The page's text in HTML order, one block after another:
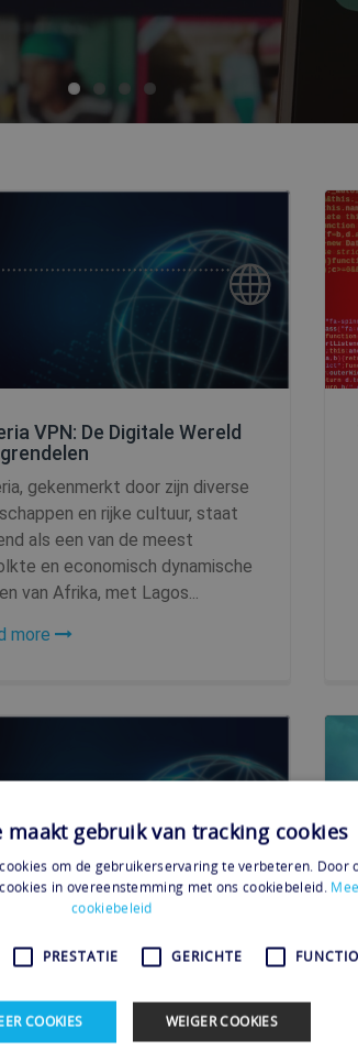
VPN: De Digitale Wereld
gekenmerkt door zijn diverse
en rijke cultuur, staat
als een van de meest
en economisch dynamische
van Afrika, met Lagos...
more
Egypte: Verbeter je Online
een land dat synoniem staat
oude beschavingen, iconische
maakt gebruik van tracking cookies
om de gebruikerservaring te verbeteren. Door
in overeenstemming met ons cookiebeleid.
cookiebeleid
PRESTATIE GERICHTE
COOKIES WEIGER COOKIES